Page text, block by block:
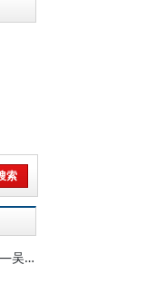
王晓渔：哈佛男孩的文化保守主义——吴宓在1919